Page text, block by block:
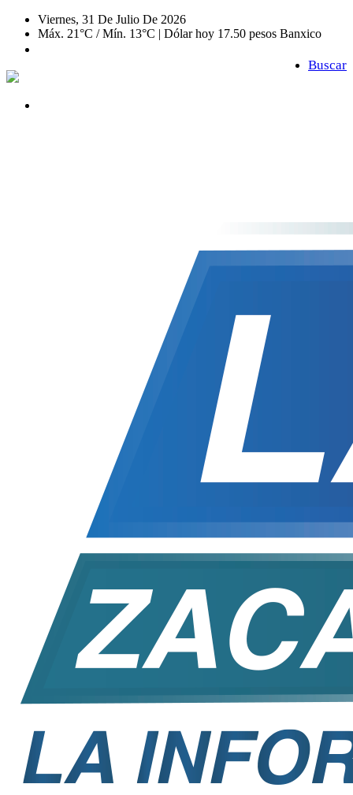
Viernes, 31 De Julio De 2026
Máx. 21°C / Mín. 13°C | Dólar hoy 17.50 pesos Banxico
Buscar